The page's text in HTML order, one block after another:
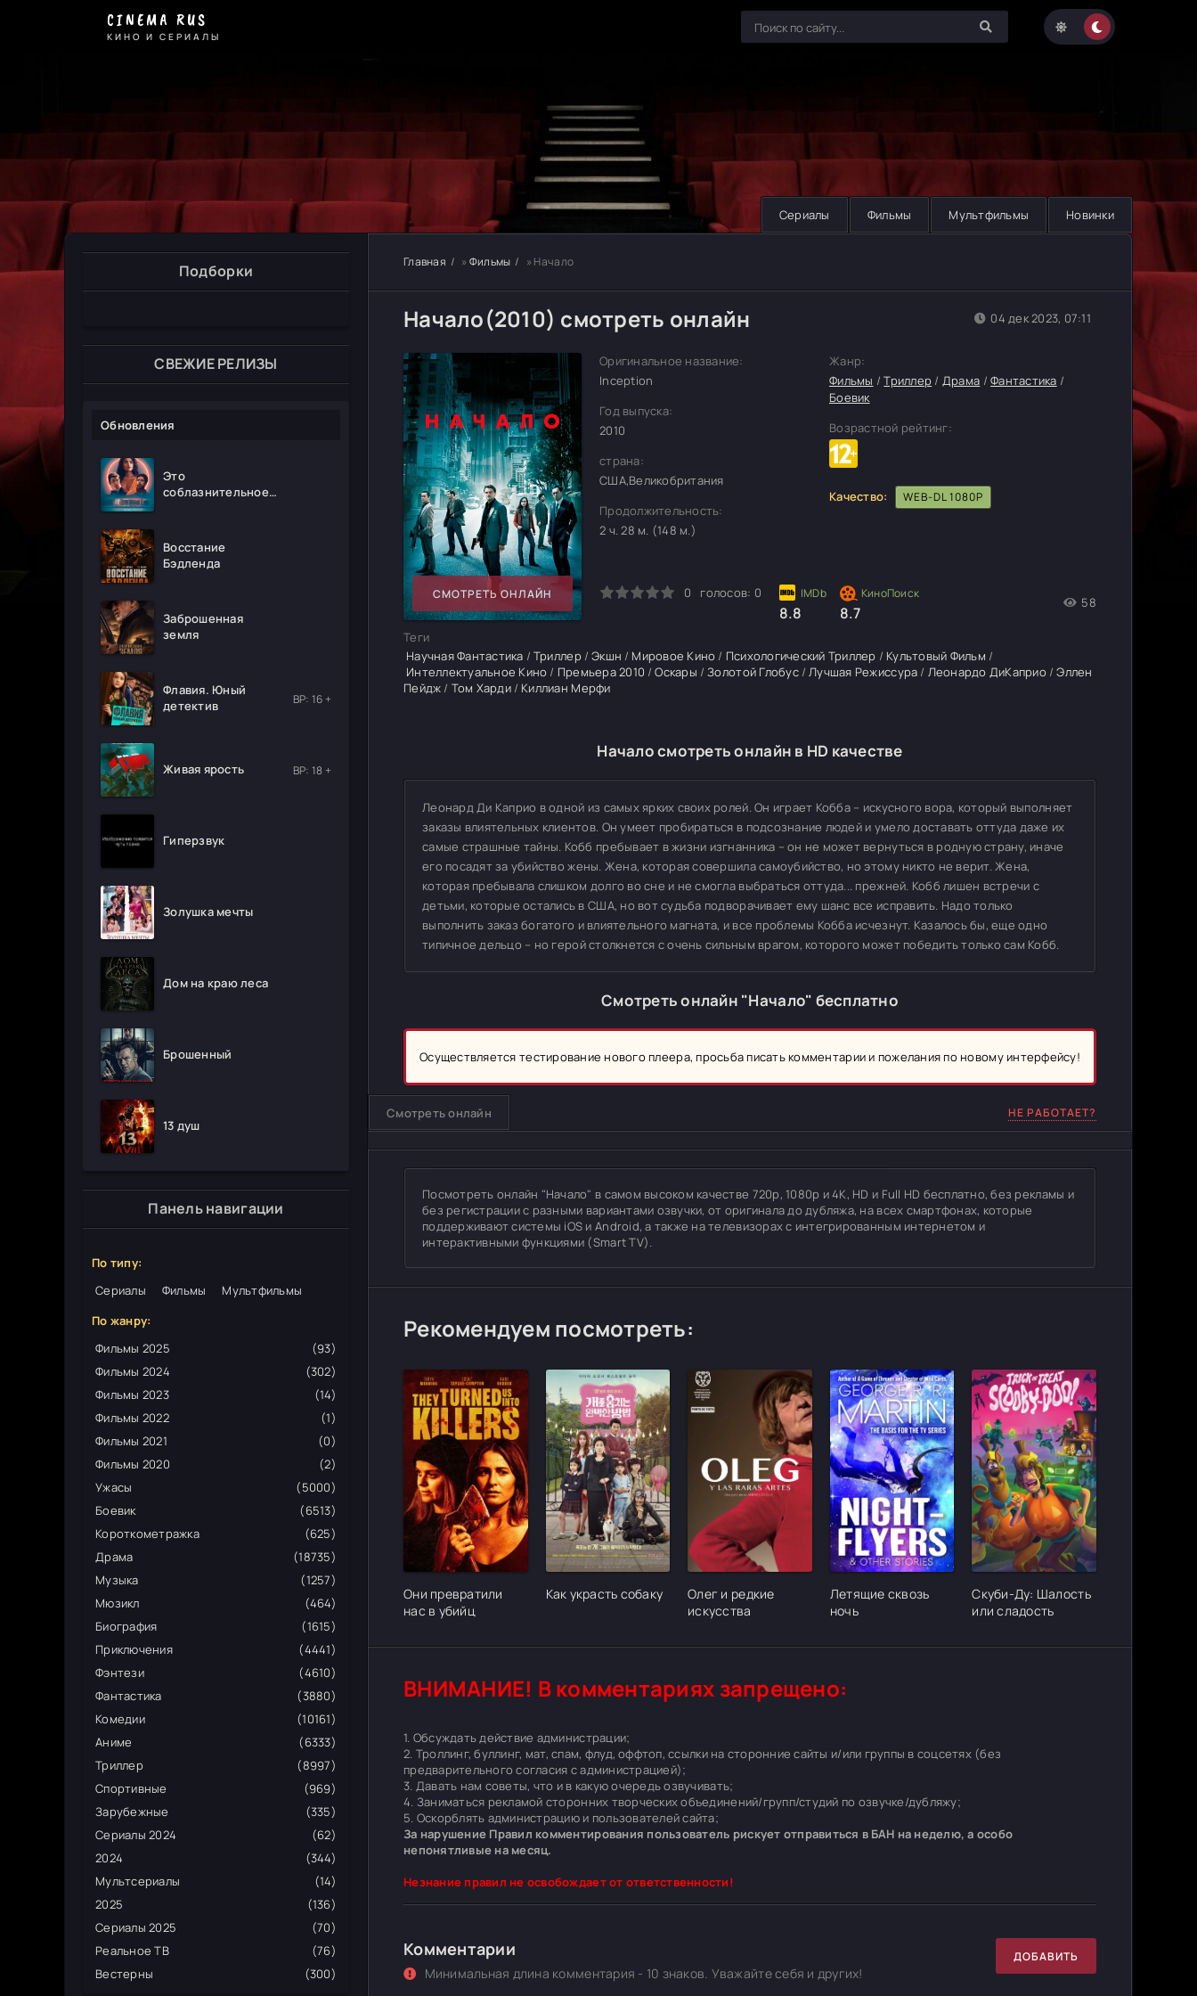
CINEMA RUS
КИНО И СЕРИАЛЫ
Сериалы Фильмы Мультфильмы Новинки
Подборки
СВЕЖИЕ РЕЛИЗЫ
Обновления
Это
соблазнительное
Восстание
Бэдленда
Заброшенная
земля
Флавия. Юный
детектив
ВР: 16 +
Живая ярость ВР: 18 +
Гиперзвук
Золушка мечты
Дом на краю леса
Брошенный
13 душ
Панель навигации
По типу:
Сериалы
Фильмы
Мультфильмы
По жанру:
Фильмы 2025
(93)
Фильмы 2024
(302)
Фильмы 2023
(14)
Фильмы 2022
(1)
Фильмы 2021
(0)
Фильмы 2020
(2)
Ужасы
(5000)
Боевик
(6513)
Короткометражка
(625)
Драма
(18735)
Музыка
(1257)
Мюзикл
(464)
Биография
(1615)
Приключения
(4441)
Фэнтези
(4610)
Фантастика
(3880)
Комедии
(10161)
Аниме
(6333)
Триллер
(8997)
Спортивные
(969)
Зарубежные
(335)
Сериалы 2024
(62)
2024
(344)
Мультсериалы
(14)
2025
(136)
Сериалы 2025
(70)
Реальное ТВ
(76)
Вестерны
(300)
Главная » Фильмы » Начало
Начало(2010) смотреть онлайн
СМОТРЕТЬ ОНЛАЙН
Оригинальное название:
Inception
Год выпуска:
2010
страна:
США,Великобритания
Продолжительность:
2 ч. 28 м. (148 м.)
1 2 3 5 0 голосов: 0
8.8 8.7
58
04 дек 2023, 07:11
Жанр:
Фильмы /Триллер / Драма /Фантастика /
Боевик
Возрастной рейтинг:
Качество: WEB-DL 1080P
Теги
Научная Фантастика / Триллер / Экшн / Мировое Кино / Психологический Триллер / Культовый Фильм /
Интеллектуальное Кино / Премьера 2010 / Оскары / Золотой Глобус / Лучшая Режиссура / Леонардо ДиКаприо / Эллен
Пейдж / Том Харди / Киллиан Мерфи
Начало смотреть онлайн в HD качестве
Леонард Ди Каприо в одной из самых ярких своих ролей. Он играет Кобба – искусного вора, который выполняет
заказы влиятельных клиентов. Он умеет пробираться в подсознание людей и умело доставать оттуда даже их
самые страшные тайны. Кобб пребывает в жизни изгнанника – он не может вернуться в родную страну, иначе
его посадят за убийство жены. Жена, которая совершила самоубийство, но этому никто не верит. Жена,
которая пребывала слишком долго во сне и не смогла выбраться оттуда... прежней. Кобб лишен встречи с
детьми, которые остались в США, но вот судьба подворачивает ему шанс все исправить. Надо только
выполнить заказ богатого и влиятельного магната, и все проблемы Кобба исчезнут. Казалось бы, еще одно
типичное дельцо – но герой столкнется с очень сильным врагом, которого может победить только сам Кобб.
Смотреть онлайн "Начало" бесплатно
Осуществляется тестирование нового плеера, просьба писать комментарии и пожелания по новому интерфейсу!
Смотреть онлайн НЕ РАБОТАЕТ?
Посмотреть онлайн "Начало" в самом высоком качестве 720p, 1080p и 4K, HD и Full HD бесплатно, без рекламы и
без регистрации с разными вариантами озвучки, от оригинала до дубляжа, на всех смартфонах, которые
поддерживают системы iOS и Android, а также на телевизорах с интегрированным интернетом и
интерактивными функциями (Smart TV).
Рекомендуем посмотреть:
[/xfgiven_cvh_poster_urlcvh_poster_url]
Они превратили
нас в убийц
[/xfgiven_cvh_poster_urlcvh_poster_url]
Как украсть собаку
[/xfgiven_cvh_poster_urlcvh_poster_url]
Олег и редкие
искусства
[/xfgiven_cvh_poster_urlcvh_poster_url]
Летящие сквозь
ночь
[/
Скуби-Ду: Шалость
или сладость
ВНИМАНИЕ! В комментариях запрещено:
1. Обсуждать действие администрации;
2. Троллинг, буллинг, мат, спам, флуд, оффтоп, ссылки на сторонние сайты и/или группы в соцсетях (без
предварительного согласия с администрацией);
3. Давать нам советы, что и в какую очередь озвучивать;
4. Заниматься рекламой сторонних творческих объединений/групп/студий по озвучке/дубляжу;
5. Оскорблять администрацию и пользователей сайта;
За нарушение Правил комментирования пользователь рискует отправиться в БАН на неделю, а особо
непонятливые на месяц.
Незнание правил не освобождает от ответственности!
Комментарии
Минимальная длина комментария - 10 знаков. Уважайте себя и других!
ДОБАВИТЬ